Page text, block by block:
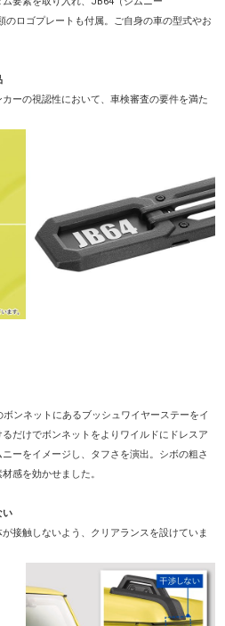
ロゴプレートも付属。ご自身の車の型式やお
ーの視認性において、車検審査の要件を満た
ンネットにあるブッシュワイヤーステーをイ
だけでボンネットをよりワイルドにドレスア
ーをイメージし、タフさを演出。シボの粗さ
感を効かせました。
い
接触しないよう、クリアランスを設けていま